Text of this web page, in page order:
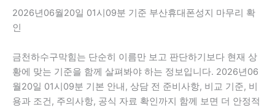
2026년06월20일 01시09분 기준 부산휴대폰성지 마무리 확
인
금천하수구막힘는 단순히 이름만 보고 판단하기보다 현재 상
황에 맞는 기준을 함께 살펴봐야 하는 정보입니다. 2026년06
월20일 01시09분 기본 안내, 상담 전 준비사항, 비교 기준, 비
용과 조건, 주의사항, 공식 자료 확인까지 함께 보면 더 안정적